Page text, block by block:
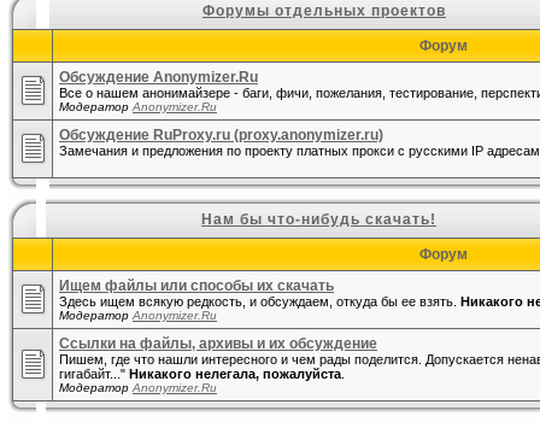
Форумы отдельных проектов
Форум
Обсуждение Anonymizer.Ru
Все о нашем анонимайзере - баги, фичи, пожелания, тестирование,
Модератор Anonymizer.Ru
Обсуждение RuProxy.ru (proxy.anonymizer.ru)
Замечания и предложения по проекту платных прокси с русскими IP
Нам бы что-нибудь скачать!
Форум
Ищем файлы или способы их скачать
Здесь ищем всякую редкость, и обсуждаем, откуда бы ее взять. Никакого
Модератор Anonymizer.Ru
Ссылки на файлы, архивы и их обсуждение
Пишем, где что нашли интересного и чем рады поделится. Допускается
гигабайт..." Никакого нелегала, пожалуйста
Модератор Anonymizer.Ru